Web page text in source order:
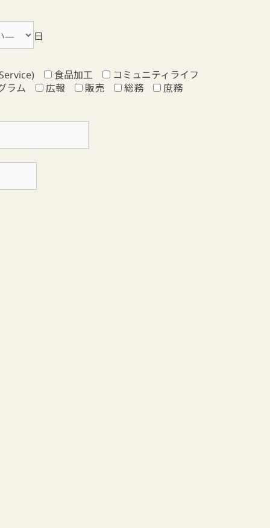
日
食品加工
コミュニティライフ
ラム
広報 販売 総務 庶務